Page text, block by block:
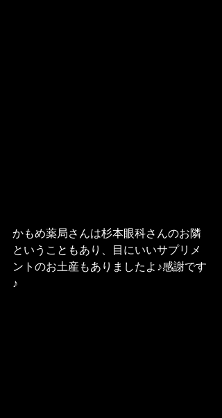
かもめ薬局さんは杉本眼科さんのお隣
ということもあり、目にいいサプリメ
ントのお土産もありましたよ♪感謝です
♪